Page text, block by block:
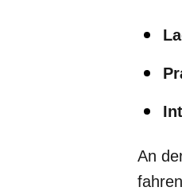
An